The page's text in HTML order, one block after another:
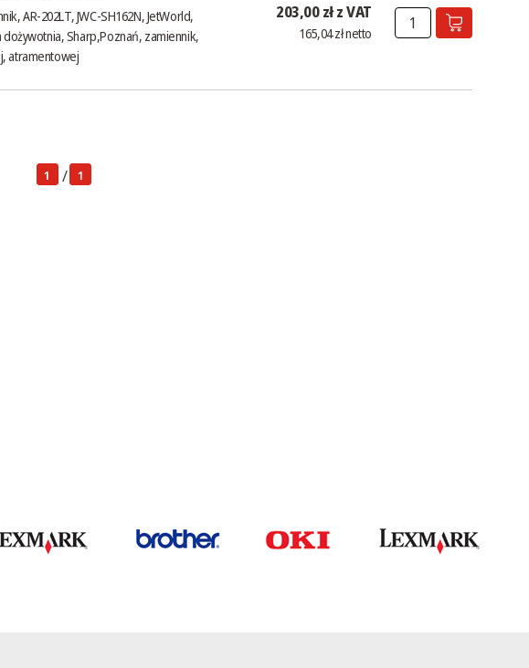
AR-202LT, JWC-SH162N, JetWorld,
Sharp,Poznań, zamiennik,
atramentowej
203,00 zł z VAT
165,04 zł netto
1 / 1